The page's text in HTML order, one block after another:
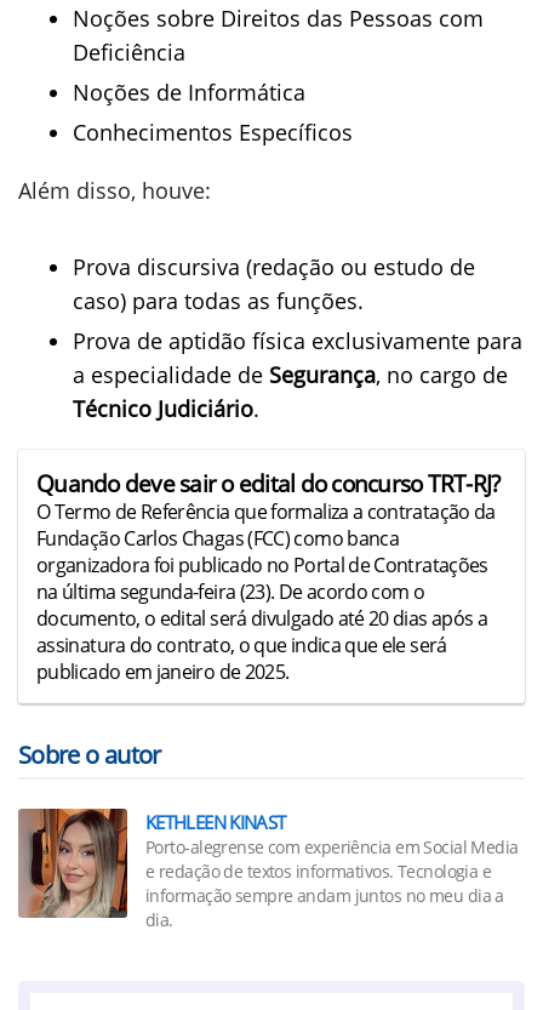
Noções sobre Direitos das Pessoas com
Deficiência
Noções de Informática
Conhecimentos Específicos
Além disso, houve:
Prova discursiva (redação ou estudo de
caso) para todas as funções.
Prova de aptidão física exclusivamente para
a especialidade de Segurança, no cargo de
Técnico Judiciário.
Quando deve sair o edital do concurso TRT-RJ?
O Termo de Referência que formaliza a contratação da
Fundação Carlos Chagas (FCC) como banca
organizadora foi publicado no Portal de Contratações
na última segunda-feira (23). De acordo com o
documento, o edital será divulgado até 20 dias após a
assinatura do contrato, o que indica que ele será
publicado em janeiro de 2025.
Sobre o autor
KETHLEEN KINAST
Porto-alegrense com experiência em Social Media
e redação de textos informativos. Tecnologia e
informação sempre andam juntos no meu dia a
dia.